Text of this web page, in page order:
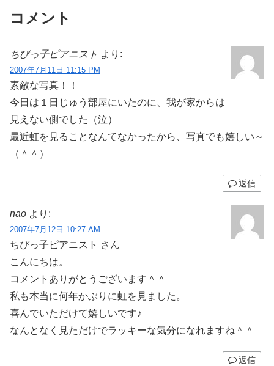
コメント
ちびっ子ピアニスト より:
2007年7月11日 11:15 PM
素敵な写真！！
今日は１日じゅう部屋にいたのに、我が家からは
見えない側でした（泣）
最近虹を見ることなんてなかったから、写真でも嬉しい～
（＾＾）
返信
nao より:
2007年7月12日 10:27 AM
ちびっ子ピアニスト さん
こんにちは。
コメントありがとうございます＾＾
私も本当に何年かぶりに虹を見ました。
喜んでいただけて嬉しいです♪
なんとなく見ただけでラッキーな気分になれますね＾＾
返信